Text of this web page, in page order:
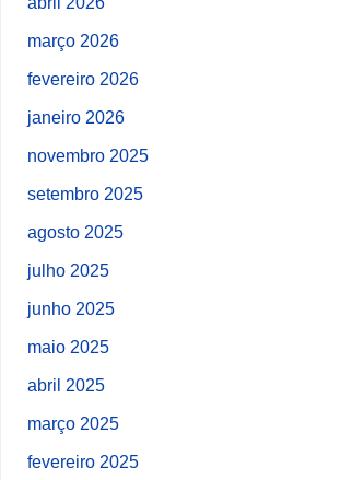
março 2026
fevereiro 2026
janeiro 2026
novembro 2025
setembro 2025
agosto 2025
julho 2025
junho 2025
maio 2025
abril 2025
março 2025
fevereiro 2025